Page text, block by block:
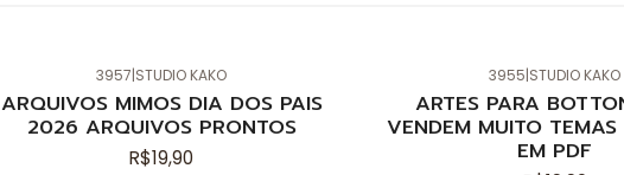
3957|STUDIO KAKO
ARQUIVOS MIMOS DIA DOS PAIS
2026 ARQUIVOS PRONTOS
R$19,90
3955|STUDIO KAKO
ARTES PARA
VENDEM MUITO TEMAS
EM PDF